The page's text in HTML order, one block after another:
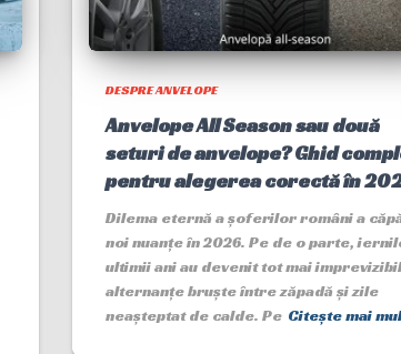
DESPRE ANVELOPE
Anvelope All Season sau două
seturi de anvelope? Ghid
pentru alegerea corectă în
Dilema eternă a șoferilor români a
noi nuanțe în 2026. Pe de o parte,
ultimii ani au devenit tot mai
alternanțe bruște între zăpadă și zile
neașteptat de calde. Pe Citește mai